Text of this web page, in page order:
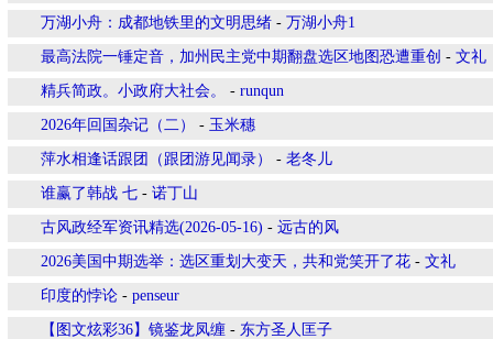
万湖小舟：成都地铁里的文明思绪 - 万湖小舟1
最高法院一锤定音，加州民主党中期翻盘选区地图恐遭重创 - 文礼
精兵简政。小政府大社会。 - runqun
2026年回国杂记（二） - 玉米穗
萍水相逢话跟团（跟团游见闻录） - 老冬儿
谁赢了韩战 七 - 诺丁山
古风政经军资讯精选(2026-05-16) - 远古的风
2026美国中期选举：选区重划大变天，共和党笑开了花 - 文礼
印度的悖论 - penseur
【图文炫彩36】镜鉴龙凤缠 - 东方圣人匡子